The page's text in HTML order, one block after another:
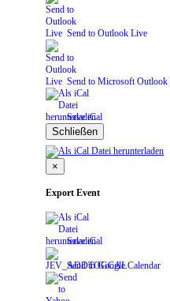
Send to Outlook Live
Send to Microsoft Outlook
Save iCal
Schließen
×
Export Event
Save iCal
Send to Google Calendar